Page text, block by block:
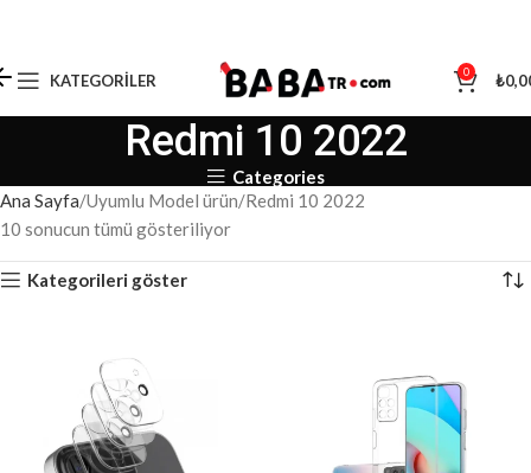
KATEGORILER 0 ₺
Redmi 10 2022
Categories
Ana Sayfa Uyumlu Model ürün Redmi 10 2022
10 sonucun tümü gösteriliyor
Kategorileri göster